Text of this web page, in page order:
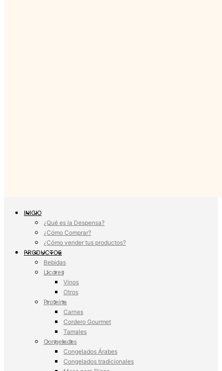
INICIO
¿Qué es la Despensa?
¿Cómo Comprar?
¿Cómo vender tus productos?
PRODUCTOS
Bebidas
Licores
Vinos
Otros
Proteína
Carnes
Cordero Gourmet
Tamales
Congelados
Congelados Árabes
Congelados tradicionales